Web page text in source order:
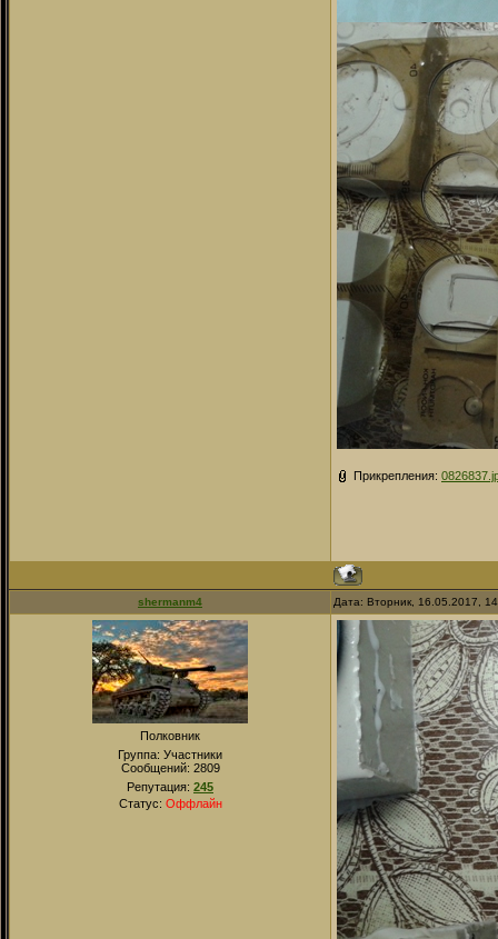
Прикрепления:
shermanm4 Дата: Вторник, 16.05.2017,
Полковник
Группа: Участники
Сообщений: 2809
Репутация: 245
Статус: Оффлайн